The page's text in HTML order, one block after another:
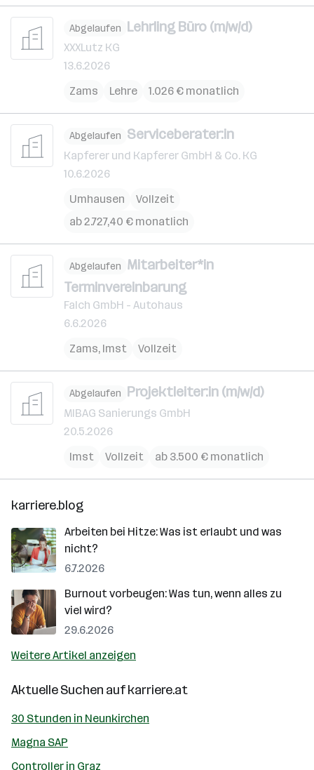
Abgelaufen Lehrling Büro (m/w/d)
XXXLutz KG
13.6.2026
Zams
Lehre 1.026 € monatlich
Abgelaufen Serviceberater:in
Kapferer und Kapferer GmbH & Co. KG
10.6.2026
Umhausen
Vollzeit
ab 2.727,40 € monatlich
Abgelaufen Mitarbeiter*in
Terminvereinbarung
Falch GmbH - Autohaus
6.6.2026
Zams, Imst Vollzeit
Abgelaufen Projektleiter:in (m/w/d)
MIBAG Sanierungs GmbH
20.5.2026
Imst
Vollzeit ab 3.500 € monatlich
karriere.blog
Arbeiten bei Hitze: Was ist erlaubt und was
nicht?
6.7.2026
Burnout vorbeugen: Was tun, wenn alles zu
viel wird?
29.6.2026
Weitere Artikel anzeigen
Aktuelle Suchen aufkarriere.at
30 Stunden in Neunkirchen
Magna SAP
Controller in Graz